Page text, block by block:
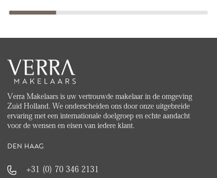
Verra Makelaars is uw vertrouwde makelaar in de omgeving
Zuid Holland. We onderscheiden ons door onze uitgebreide
ervaring met een internationale doelgroep en echte aandacht
voor de wensen en eisen van iedere klant.
DEN HAAG
+31 (0) 70 346 2131